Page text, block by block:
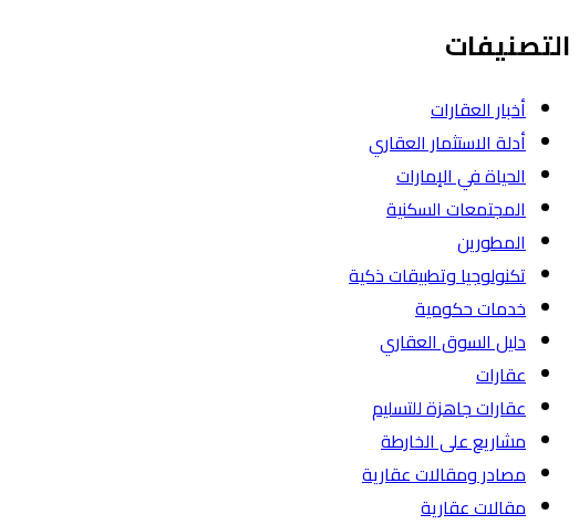
التصنيفات
أخبار العقارات
أدلة الاستثمار العقاري
الحياة في الإمارات
المجتمعات السكنية
المطورين
تكنولوجيا وتطبيقات ذكية
خدمات حكومية
دليل السوق العقاري
عقارات
عقارات جاهزة للتسليم
مشاريع على الخارطة
مصادر ومقالات عقارية
مقالات عقارية